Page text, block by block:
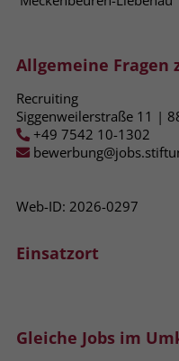
Allgemeine Fragen
Recruiting
Siggenweilerstraße 11 |
+49 7542 10-1302
Web-ID: 2026-0297
Einsatzort
Gleiche Jobs im
zeigen.
nur